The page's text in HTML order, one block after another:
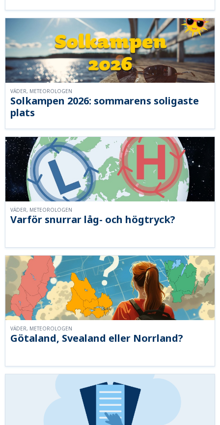
Solkampen 2026: sommarens soligaste
plats
VÄDER, METEOROLOGEN
Varför snurrar låg- och högtryck?
VÄDER, METEOROLOGEN
Götaland, Svealand eller Norrland?
VÄDER, METEOROLOGEN